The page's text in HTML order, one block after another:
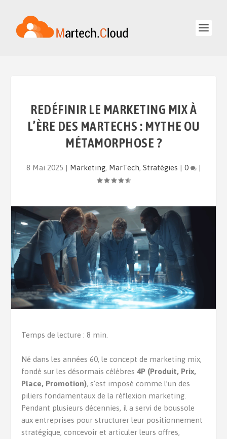
REDÉFINIR LE MARKETING MIX À
L’ÈRE DES MARTECHS : MYTHE OU
MÉTAMORPHOSE ?
8 Mai 2025 | Marketing, MarTech, Stratégies | 0 |
Temps de lecture : 8 min.
Né dans les années 60, le concept de marketing mix,
fondé sur les désormais célèbres4P (Produit, Prix,
Place, Promotion), s’est imposé comme l’un des
piliers fondamentaux de la réflexion marketing.
Pendant plusieurs décennies, il a servi de boussole
aux entreprises pour structurer leur positionnement
stratégique, concevoir et articuler leurs offres,